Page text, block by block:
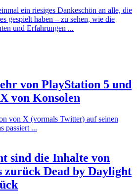
ein riesiges Dankeschön an alle, die
gespielt haben – zu sehen, wie die
und Erfahrungen ...
von PlayStation 5 und
von Konsolen
von X (vormals Twitter) auf seinen
passiert ...
sind die Inhalte von
zurückDead by Daylight